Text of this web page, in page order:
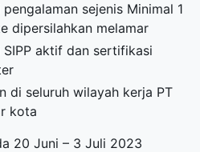
sejenis Minimal 1
dipersilahkan melamar
aktif dan sertifikasi
di seluruh wilayah kerja PT
kota
20 Juni – 3 Juli 2023